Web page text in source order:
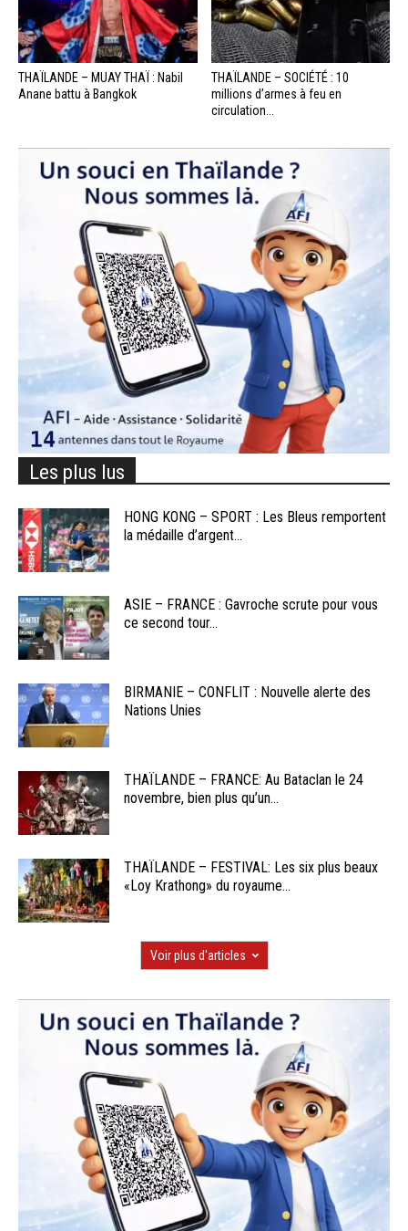
THAÏLANDE – MUAY THAÏ : Nabil
Anane battu à Bangkok
THAÏLANDE – SOCIÉTÉ : 10
millions d’armes à feu en
circulation...
Les plus lus
HONG KONG – SPORT : Les Bleus remportent
la médaille d’argent...
ASIE – FRANCE : Gavroche scrute pour vous
ce second tour...
BIRMANIE – CONFLIT : Nouvelle alerte des
Nations Unies
THAÏLANDE – FRANCE: Au Bataclan le 24
novembre, bien plus qu’un...
THAÏLANDE – FESTIVAL: Les six plus beaux
«Loy Krathong» du royaume...
Voir plus d'articles